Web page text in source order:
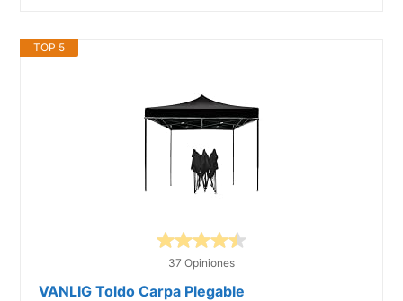
TOP 5
37 Opiniones
VANLIG Toldo Carpa Plegable